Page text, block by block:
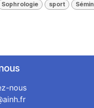
Sophrologie sport
nous